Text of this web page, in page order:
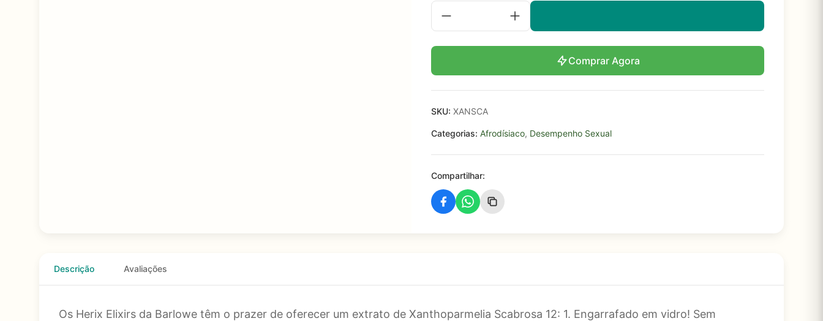
Comprar Agora
SKU: XANSCA
Categorias: Afrodísiaco, Desempenho Sexual
Compartilhar:
Descrição Avaliações
Os Herix Elixirs da Barlowe têm o prazer de oferecer um extrato de Xanthoparmelia Scabrosa 12: 1. Engarrafado em vidro! Sem